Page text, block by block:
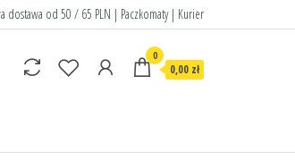
dostawa od 50 / 65 PLN | Paczkomaty | Kurier
0
0,00 zł